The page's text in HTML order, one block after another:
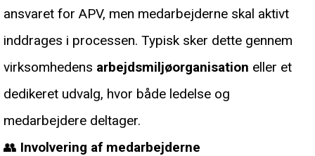
ansvaret for APV, men medarbejderne skal aktivt
inddrages i processen. Typisk sker dette gennem
virksomhedens arbejdsmiljøorganisation eller et
dedikeret udvalg, hvor både ledelse og
medarbejdere deltager.
👥 Involvering af medarbejderne